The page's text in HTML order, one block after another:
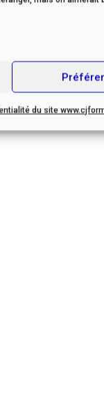
du site